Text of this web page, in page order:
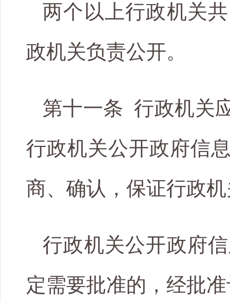
两个以上行政机关
政机关负责公开。
第十一条 行政机关
行政机关公开政府信
商、确认，保证行政
行政机关公开政府
定需要批准的，经批